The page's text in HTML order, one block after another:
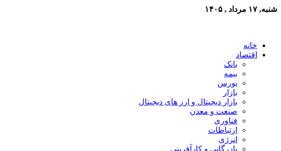
شنبه, ۱۷ مرداد , ۱۴۰۵
خانه
اقتصاد
بانک
بیمه
بورس
بازار
بازار دیجیتال و ارز های دیجیتال
صنعت و معدن
فناوری
ارتباطات
انرژی
بازرگانی و کارآفرینی